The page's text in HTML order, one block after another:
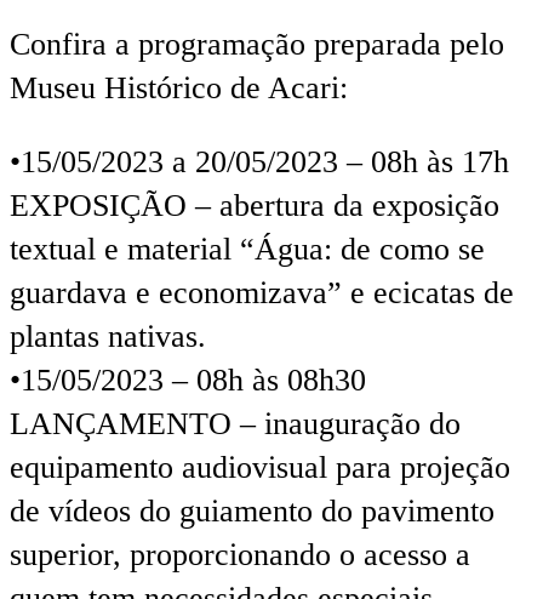
Confira a programação preparada pelo
Museu Histórico de Acari:
•15/05/2023 a 20/05/2023 – 08h às 17h
EXPOSIÇÃO – abertura da exposição
textual e material “Água: de como se
guardava e economizava” e ecicatas de
plantas nativas.
•15/05/2023 – 08h às 08h30
LANÇAMENTO – inauguração do
equipamento audiovisual para projeção
de vídeos do guiamento do pavimento
superior, proporcionando o acesso a